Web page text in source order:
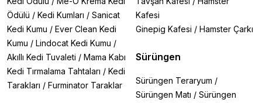
Ödülü / Kedi Kumları / Sanicat
Kedi Kumu / Ever Clean Kedi
Kumu / Lindocat Kedi Kumu /
Akıllı Kedi Tuvaleti / Mama Kabı
Kedi Tırmalama Tahtaları / Kedi
Tarakları / Furminator Taraklar
Kafesi
Ginepig Kafesi / Hamster Çarkı
Sürüngen
Sürüngen Teraryum /
Sürüngen Matı / Sürüngen